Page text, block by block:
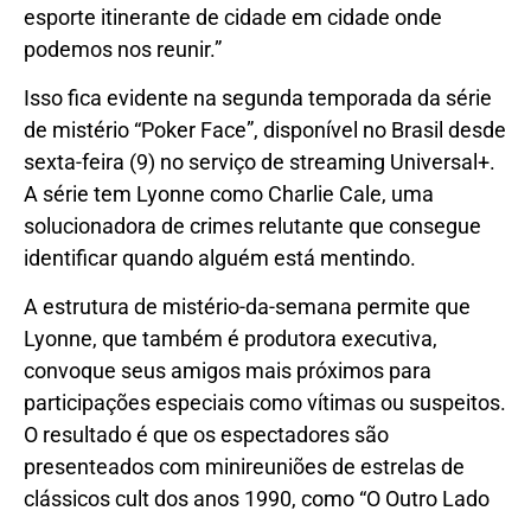
esporte itinerante de cidade em cidade onde
podemos nos reunir.”
Isso fica evidente na segunda temporada da série
de mistério “Poker Face”, disponível no Brasil desde
sexta-feira (9) no serviço de streaming Universal+.
A série tem Lyonne como Charlie Cale, uma
solucionadora de crimes relutante que consegue
identificar quando alguém está mentindo.
A estrutura de mistério-da-semana permite que
Lyonne, que também é produtora executiva,
convoque seus amigos mais próximos para
participações especiais como vítimas ou suspeitos.
O resultado é que os espectadores são
presenteados com minireuniões de estrelas de
clássicos cult dos anos 1990, como “O Outro Lado